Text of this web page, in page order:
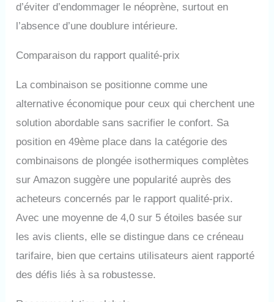
d’éviter d’endommager le néoprène, surtout en
l’absence d’une doublure intérieure.
Comparaison du rapport qualité-prix
La combinaison se positionne comme une
alternative économique pour ceux qui cherchent une
solution abordable sans sacrifier le confort. Sa
position en 49ème place dans la catégorie des
combinaisons de plongée isothermiques complètes
sur Amazon suggère une popularité auprès des
acheteurs concernés par le rapport qualité-prix.
Avec une moyenne de 4,0 sur 5 étoiles basée sur
les avis clients, elle se distingue dans ce créneau
tarifaire, bien que certains utilisateurs aient rapporté
des défis liés à sa robustesse.